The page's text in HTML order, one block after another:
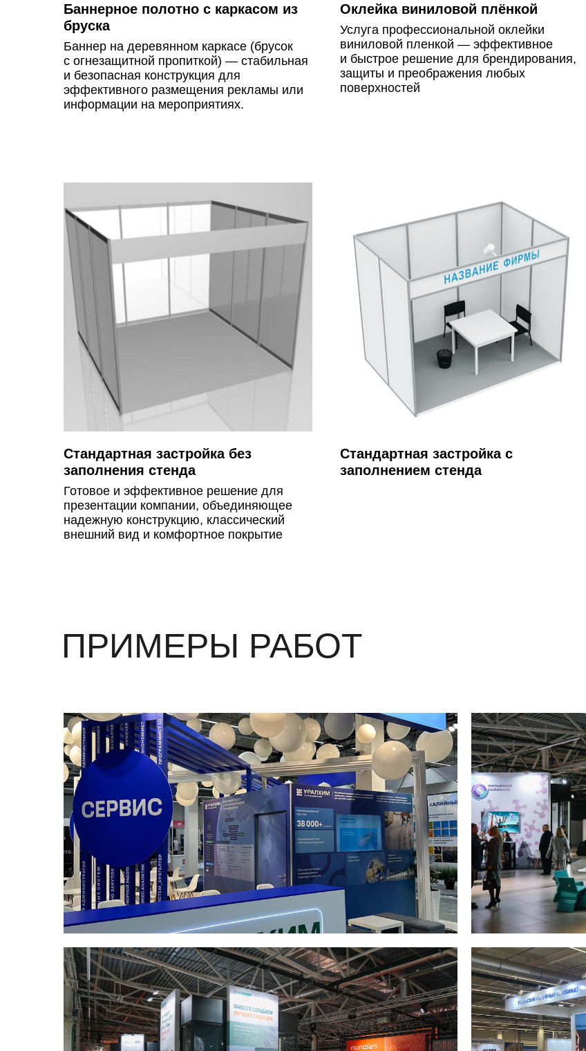
Баннерное полотно с каркасом из
бруска
Баннер на деревянном каркасе (брусок
с огнезащитной пропиткой) — стабильная
и безопасная конструкция для
эффективного размещения рекламы или
информации на мероприятиях.
Оклейка виниловой плёнкой
Услуга профессиональной оклейки
виниловой пленкой — эффективное
и быстрое решение для брендирования,
защиты и преображения любых
поверхностей
Стандартная застройка без
заполнения стенда
Готовое и эффективное решение для
презентации компании, объединяющее
надежную конструкцию, классический
внешний вид и комфортное покрытие
Стандартная застройка с
заполнением стенда
ПРИМЕРЫ РАБОТ